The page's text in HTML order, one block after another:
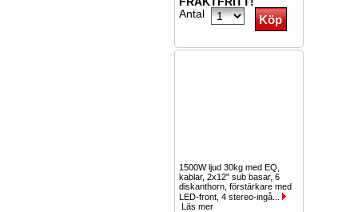
Antal
1500W ljud 30kg med EQ,
kablar, 2x12" sub basar, 6
diskanthorn, förstärkare med
LED-front, 4 stereo-ingå...
Läs mer